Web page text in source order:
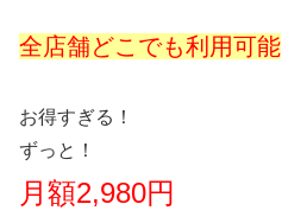
全店舗どこでも利用可能
お得すぎる！
ずっと！
月額2,980円